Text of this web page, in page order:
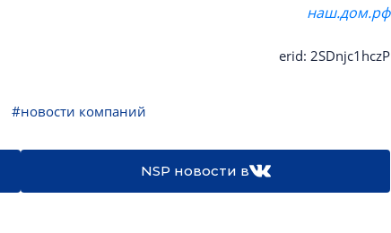
наш.дом.рф
erid: 2SDnjc1hczP
#новости компаний
NSP новости в